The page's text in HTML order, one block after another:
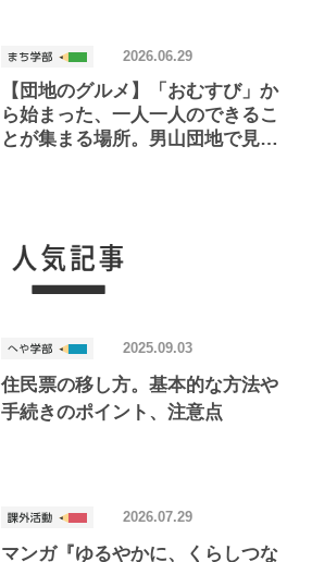
【団地のグルメ】「おむすび」か
ら始まった、一人一人のできるこ
とが集まる場所。男山団地で見つ
2026.06.29
住民票の移し方。基本的な方法や
手続きのポイント、注意点
2025.09.03
マンガ『ゆるやかに、くらしつな
2026.07.29